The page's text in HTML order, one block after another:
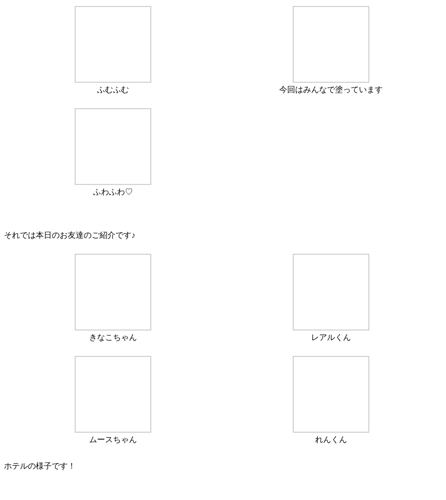
ふむふむ 今回はみんなで塗っています
ふわふわ♡
それでは本日のお友達のご紹介です♪
きなこちゃん レアルくん
ムースちゃん れんくん
ホテルの様子です！